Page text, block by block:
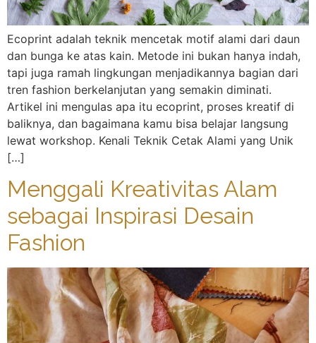
Ecoprint adalah teknik mencetak motif alami dari daun
dan bunga ke atas kain. Metode ini bukan hanya indah,
tapi juga ramah lingkungan menjadikannya bagian dari
tren fashion berkelanjutan yang semakin diminati.
Artikel ini mengulas apa itu ecoprint, proses kreatif di
baliknya, dan bagaimana kamu bisa belajar langsung
lewat workshop. Kenali Teknik Cetak Alami yang Unik
[…]
Menggali Kreativitas Alam
sebagai Inspirasi Desain
Fashion